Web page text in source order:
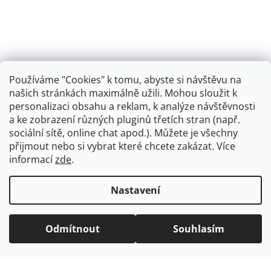
Používáme "Cookies" k tomu, abyste si návštěvu na
našich stránkách maximálně užili. Mohou sloužit k
personalizaci obsahu a reklam, k analýze návštěvnosti
a ke zobrazení různých pluginů třetích stran (např.
sociální sítě, online chat apod.). Můžete je všechny
přijmout nebo si vybrat které chcete zakázat. Více
informacízde.
Nastavení
Odmítnout Souhlasím
Retro koupelna
Vytvořil Shoptet + plnenieshopu.cz
Copyright 2026Dřezová-baterie.cz. Všechna práva